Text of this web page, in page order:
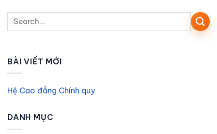
BÀI VIẾT MỚI
Hệ Cao đẳng Chính quy
DANH MỤC